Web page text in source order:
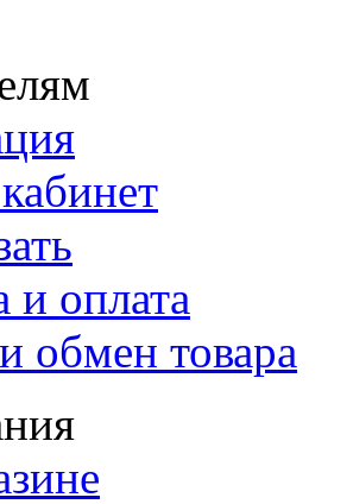
и оплата
обмен товара